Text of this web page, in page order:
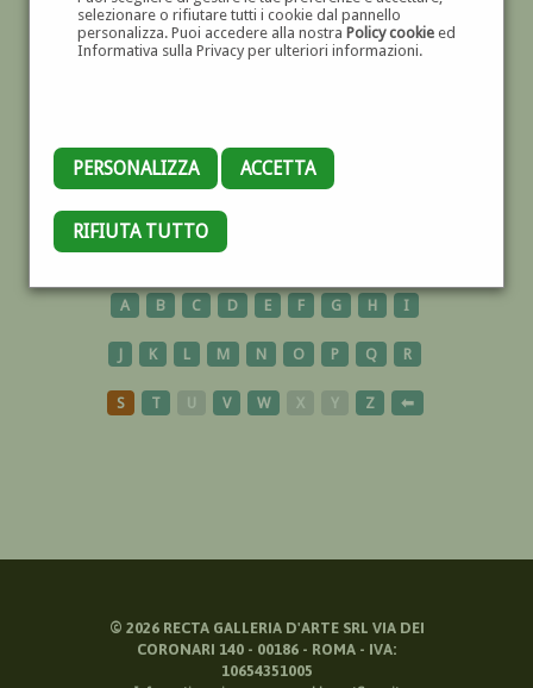
selezionare o rifiutare tutti i cookie dal pannello
personalizza. Puoi accedere alla nostra Policy cookieed
Informativa sulla Privacy per ulteriori informazioni.
PERSONALIZZA ACCETTA
RIFIUTA TUTTO
GIOCO
A B C D E F G H I
J K L M N O P Q R
S T U V W X Y Z ⬅
© 2026RECTA GALLERIA D'ARTE SRL VIA DEI
CORONARI 140 - 00186 - ROMA - IVA:
10654351005